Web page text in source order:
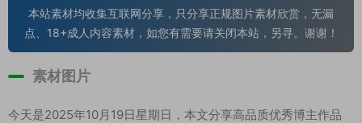
本站素材均收集互联网分享，只分享正规图片素材欣赏，无漏
点、18+成人内容素材，如您有需要请关闭本站，另寻。谢谢！
素材图片
今天是2025年10月19日星期日，本文分享高品质优秀博主作品